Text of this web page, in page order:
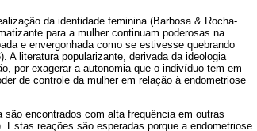
da identidade feminina (Barbosa & Rocha­-
para a mulher continuam podero­sas na
e envergonhada como se estivesse quebrando
A literatura popularizante, derivada da ideologia
por exagerar a autonomia que o indivíduo tem em
de controle da mulher em relação à endometriose
encontrados com alta frequência em outras
reações são esperadas porque a endome­triose